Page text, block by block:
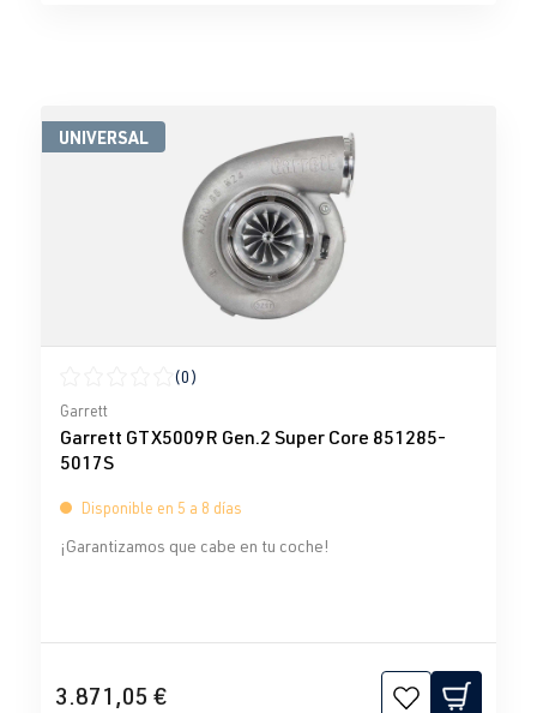
UNIVERSAL
Calificación promedio de 0 de 5 estrellas
(0)
Garrett
Garrett GTX5009R Gen.2 Super Core 851285-
5017S
Disponible en 5 a 8 días
¡Garantizamos que cabe en tu coche!
3.871,05 €